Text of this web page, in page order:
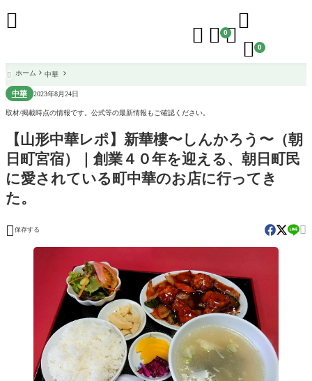
  0

 0

 ホーム 中華
中華 2023年8月24日
取材/掲載時点の情報です。公式等の最新情報もご確認ください。
【山形中華レポ】新華樓〜しんかろう〜（朝
日町宮宿）｜創業４０年を迎える、朝日町民
に愛されている町中華のお店に行ってき
た。
 保存する 